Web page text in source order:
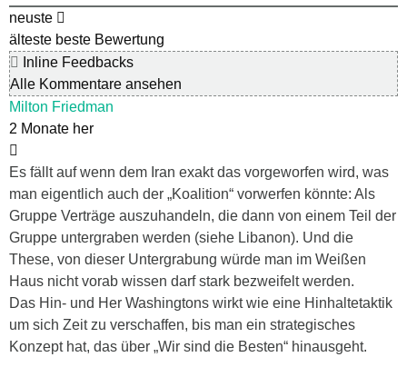
neuste
älteste beste Bewertung
Inline Feedbacks
Alle Kommentare ansehen
Milton Friedman
2 Monate her
Es fällt auf wenn dem Iran exakt das vorgeworfen wird, was
man eigentlich auch der „Koalition“ vorwerfen könnte: Als
Gruppe Verträge auszuhandeln, die dann von einem Teil der
Gruppe untergraben werden (siehe Libanon). Und die
These, von dieser Untergrabung würde man im Weißen
Haus nicht vorab wissen darf stark bezweifelt werden.
Das Hin- und Her Washingtons wirkt wie eine Hinhaltetaktik
um sich Zeit zu verschaffen, bis man ein strategisches
Konzept hat, das über „Wir sind die Besten“ hinausgeht.